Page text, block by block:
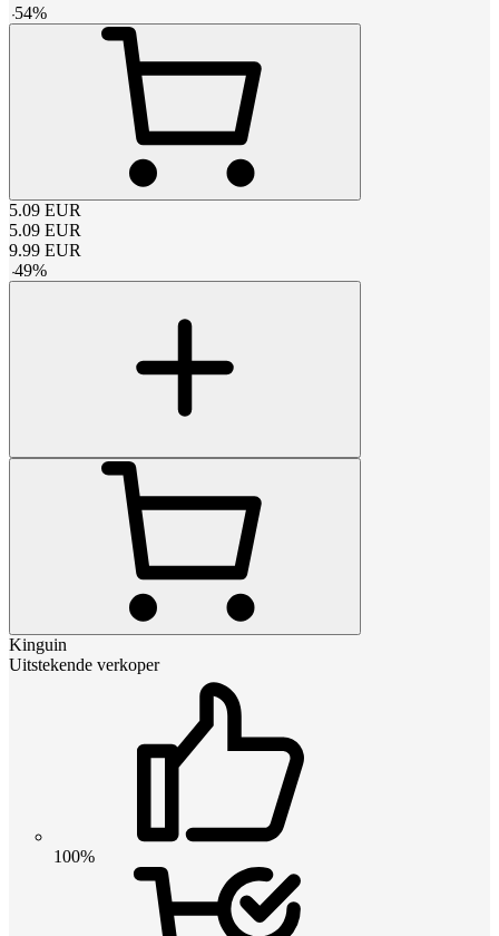
-54%
5.09 EUR
5.09 EUR
9.99 EUR
-49%
Kinguin
Uitstekende verkoper
100%